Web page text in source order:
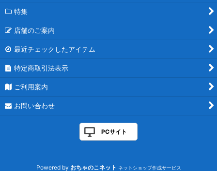
特集
店舗のご案内
最近チェックしたアイテム
特定商取引法表示
ご利用案内
お問い合わせ
PCサイト
Powered by おちゃのこネット ネットショップ作成サービス